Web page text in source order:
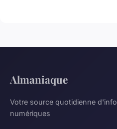
Almaniaque
Votre source quotidienne
numériques